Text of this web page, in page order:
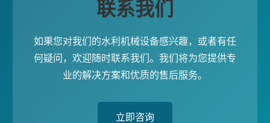
联系我们
如果您对我们的水利机械设备感兴趣，或者有任
何疑问，欢迎随时联系我们。我们将为您提供专
业的解决方案和优质的售后服务。
立即咨询